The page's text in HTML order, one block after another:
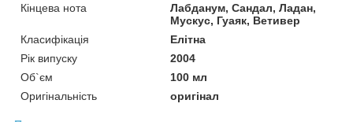
Кінцева нота
Лабданум, Сандал, Ладан,
Мускус, Гуаяк, Ветивер
Класифікація
Елітна
Рік випуску
2004
Об`єм
100 мл
Оригінальність
оригінал